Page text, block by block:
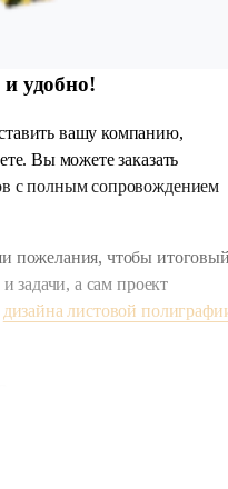
удобно!
вашу компанию,
Вы можете заказать
с полным сопровождением
пожелания, чтобы
задачи, а сам проект
дизайна листовой
оригинального